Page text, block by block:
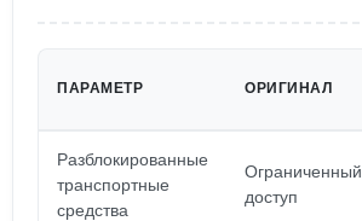
ПАРАМЕТР ОРИГИНАЛ
Разблокированные
транспортные
средства
Ограниченный
доступ